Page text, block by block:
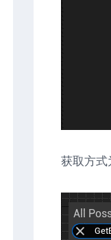
获取方式